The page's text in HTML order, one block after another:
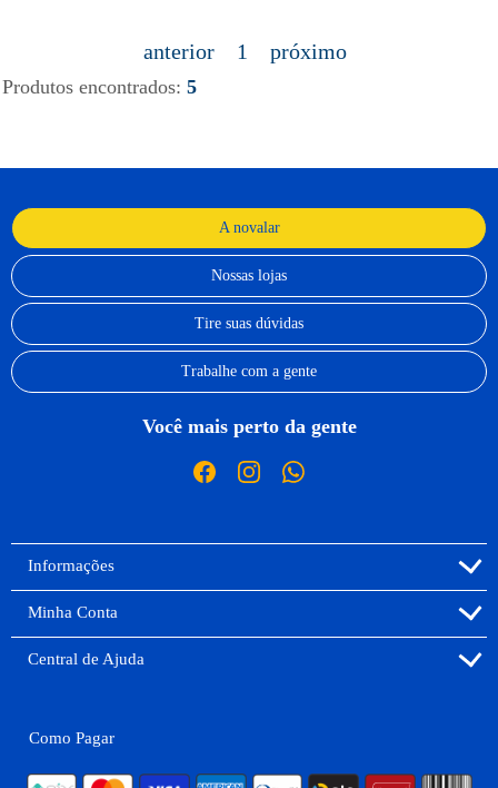
anterior 1 próximo
Produtos encontrados: 5
A novalar
Nossas lojas
Tire suas dúvidas
Trabalhe com a gente
Você mais perto da gente
Informações
Minha Conta
Central de Ajuda
Como Pagar